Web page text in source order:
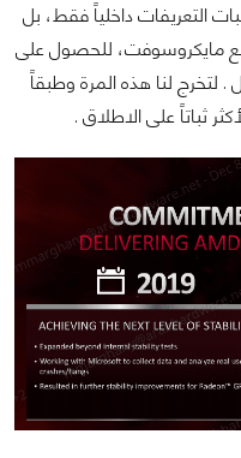
التعريفات داخلياً فقط، بل
مايكروسوفت، للحصول على
. لتخرج لنا هذه المرة وطبقاً